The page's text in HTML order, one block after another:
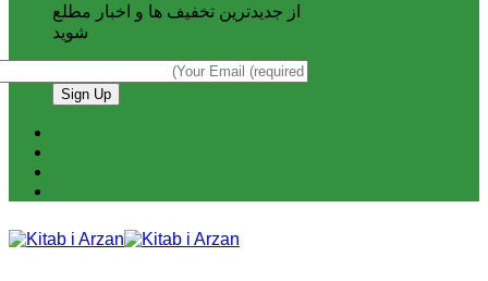
از جدیدترین تخفیف ها و اخبار مطلع
شوید